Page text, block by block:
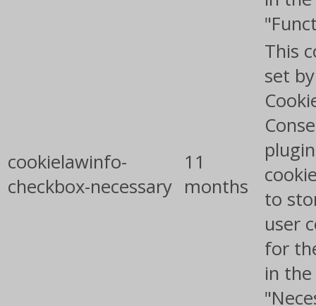
cookielawinfo-
checkbox-necessary
11
months
This
set
to
user
for
in